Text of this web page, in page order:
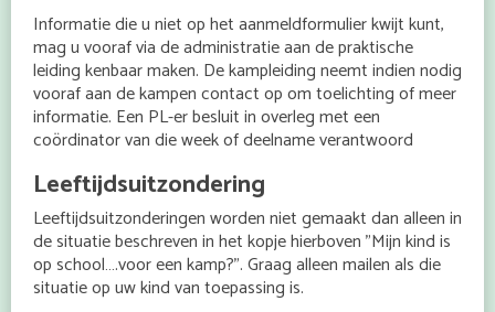
Informatie die u niet op het aanmeldformulier kwijt kunt,
mag u vooraf via de administratie aan de praktische
leiding kenbaar maken. De kampleiding neemt indien nodig
vooraf aan de kampen contact op om toelichting of meer
informatie. Een PL-er besluit in overleg met een
coördinator van die week of deelname verantwoord
Leeftijdsuitzondering
Leeftijdsuitzonderingen worden niet gemaakt dan alleen in
de situatie beschreven in het kopje hierboven ”Mijn kind is
op school….voor een kamp?”. Graag alleen mailen als die
situatie op uw kind van toepassing is.